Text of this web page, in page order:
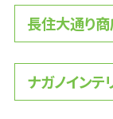
長住大通り
ナガノインテ